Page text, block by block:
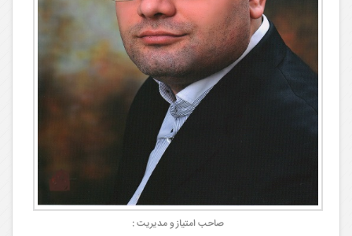
صاحب امتیاز و مدیریت :